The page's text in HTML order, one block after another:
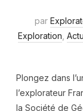
par
Exploration
Plongez dans
l’explorateur
la Société de